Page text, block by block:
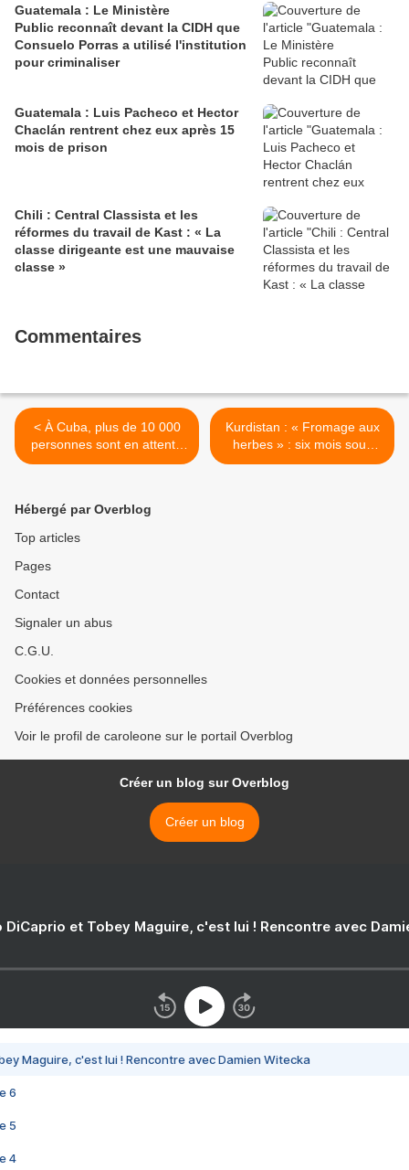
Guatemala : Le Ministère
Public reconnaît devant la CIDH que
Consuelo Porras a utilisé l'institution
pour criminaliser
Guatemala : Luis Pacheco et Hector
Chaclán rentrent chez eux après 15
mois de prison
Chili : Central Classista et les
réformes du travail de Kast : « La
classe dirigeante est une mauvaise
classe »
Commentaires
< À Cuba, plus de 10 000
personnes sont en attente
d'une intervention
blocus américain
Kurdistan : « Fromage aux
herbes » : six mois sous
terre et des années
Hébergé par Overblog
Top articles
Pages
Contact
Signaler un abus
C.G.U.
Cookies et données personnelles
Préférences cookies
Voir le profil de caroleone sur le portail Overblog
Créer un blog sur Overblog
Créer un blog
DiCaprio et Tobey Maguire, c'est lui ! Rencontre avec
Maguire, c'est lui ! Rencontre avec Damien Witecka
6
5
4